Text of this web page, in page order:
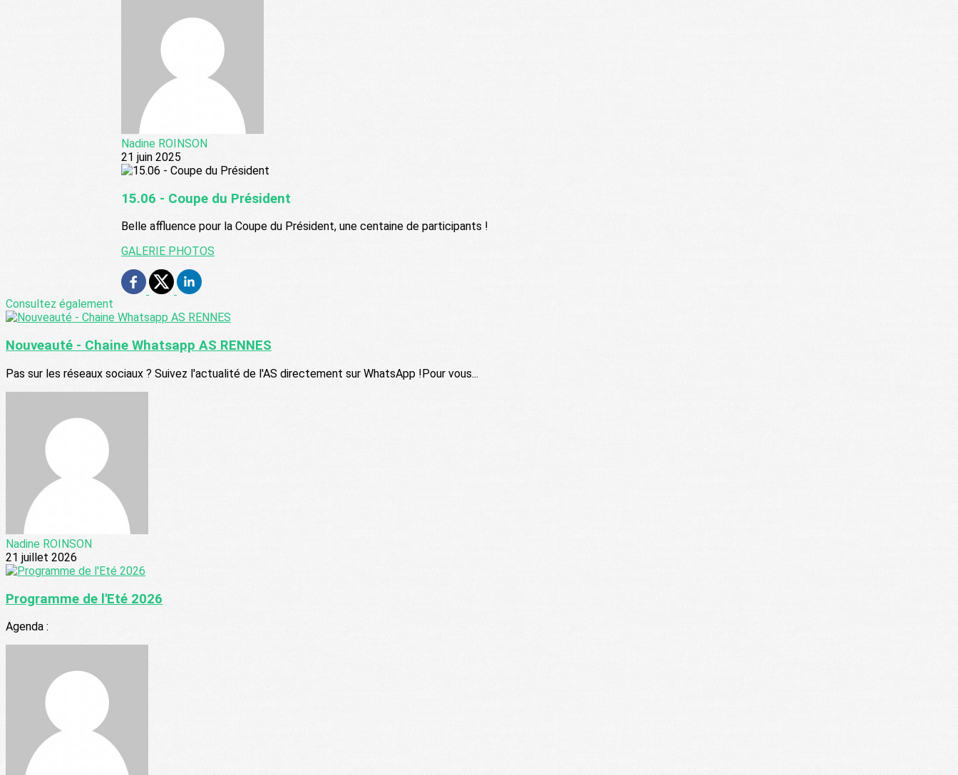
Nadine ROINSON
21 juin 2025
15.06 - Coupe du Président
Belle affluence pour la Coupe du Président, une centaine de participants !
GALERIE PHOTOS
Consultez également
Nouveauté - Chaine Whatsapp AS RENNES
Pas sur les réseaux sociaux ? Suivez l'actualité de l'AS directement sur WhatsApp !Pour vous...
Nadine ROINSON
21 juillet 2026
Programme de l'Eté 2026
Agenda :